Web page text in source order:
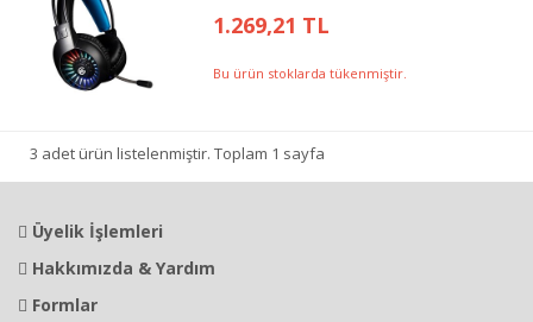
1.269,21 TL
Bu ürün stoklarda tükenmiştir.
3 adet ürün listelenmiştir. Toplam 1 sayfa
Üyelik İşlemleri
Hakkımızda & Yardım
Formlar